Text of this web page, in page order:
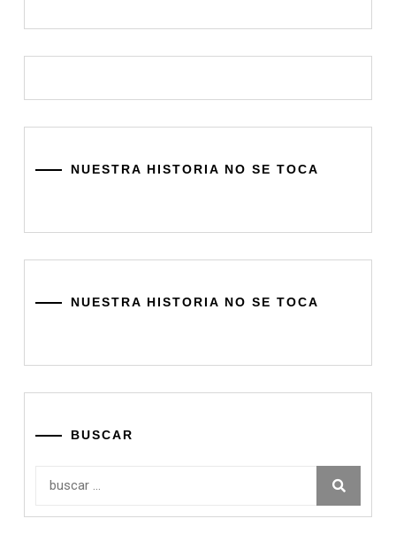
NUESTRA HISTORIA NO SE TOCA
NUESTRA HISTORIA NO SE TOCA
BUSCAR